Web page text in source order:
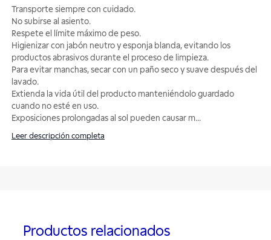
Transporte siempre con cuidado.
No subirse al asiento.
Respete el límite máximo de peso.
Higienizar con jabón neutro y esponja blanda, evitando los
productos abrasivos durante el proceso de limpieza.
Para evitar manchas, secar con un paño seco y suave después del
lavado.
Extienda la vida útil del producto manteniéndolo guardado
cuando no esté en uso.
Exposiciones prolongadas al sol pueden causar m...
Leer descripción completa
Productos relacionados